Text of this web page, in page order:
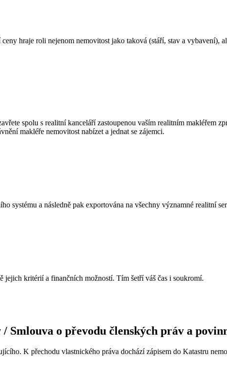
hraje roli nejenom nemovitost jako taková (stáří, stav a vybavení),
spolu s realitní kanceláří zastoupenou vaším realitním makléřem
makléře nemovitost nabízet a jednat se zájemci.
systému a následně pak exportována na všechny významné realitní
jejich kritérií a finančních možností. Tím šetří váš čas i soukromí.
Smlouva o převodu členských práv a
K přechodu vlastnického práva dochází zápisem do Katastru